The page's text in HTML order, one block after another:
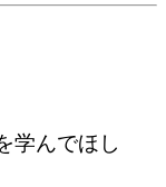
学んでほし